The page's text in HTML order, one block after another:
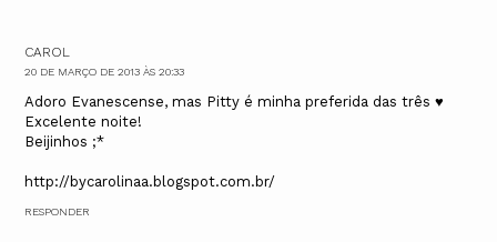
CAROL
20 DE MARÇO DE 2013 ÀS 20:33
Adoro Evanescense, mas Pitty é minha preferida das três ♥
Excelente noite!
Beijinhos ;*
http://bycarolinaa.blogspot.com.br/
RESPONDER